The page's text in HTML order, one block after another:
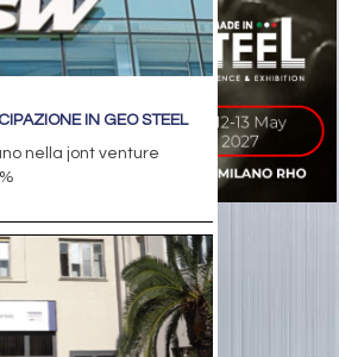
IN GEO STEEL
nella jont venture